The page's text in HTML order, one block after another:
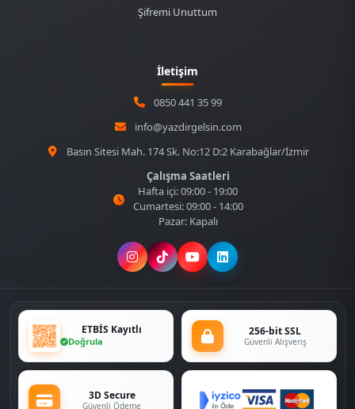
Şifremi Unuttum
İletişim
0850 441 35 99
info@yazdirgelsin.com
Basın Sitesi Mah. 174 Sk. No:12 D:2 Karabağlar/İzmir
Çalışma Saatleri
Hafta içi: 09:00 - 19:00
Cumartesi: 09:00 - 14:00
Pazar: Kapalı
ETBİS Kayıtlı
Doğrula
256-bit SSL
Güvenli Alışveriş
3D Secure
Güvenli Ödeme